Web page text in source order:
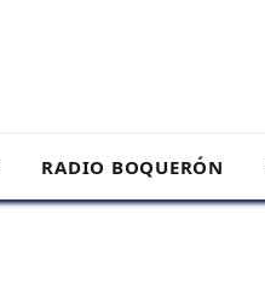
RADIO BOQUERÓN